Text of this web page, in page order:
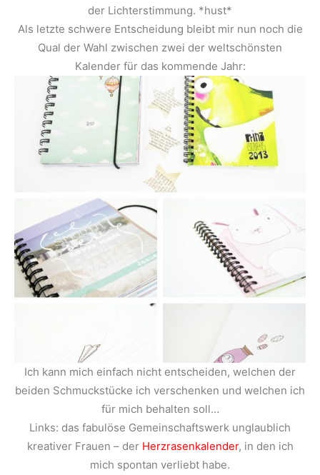
der Lichterstimmung. *hust*
Als letzte schwere Entscheidung bleibt mir nun noch die
Qual der Wahl zwischen zwei der weltschönsten
Kalender für das kommende Jahr:
Ich kann mich einfach nicht entscheiden, welchen der
beiden Schmuckstücke ich verschenken und welchen ich
für mich behalten soll…
Links: das fabulöse Gemeinschaftswerk unglaublich
kreativer Frauen – der Herzrasenkalender, in den ich
mich spontan verliebt habe.